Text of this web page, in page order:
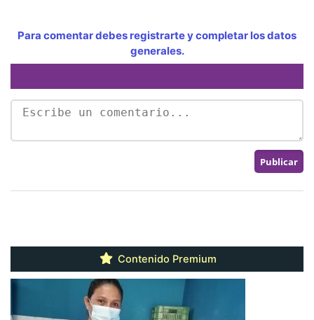
Para comentar debes registrarte y completar los datos
generales.
Contenido Premium